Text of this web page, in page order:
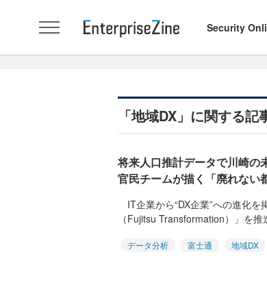
Security
「地域DX」に関する
将来人口推計データで川崎の
官民チームが描く「廃れない
IT企業から“DX企業”への進化を
（Fujitsu Transformation）」を
データ分析 富士通
地域DX